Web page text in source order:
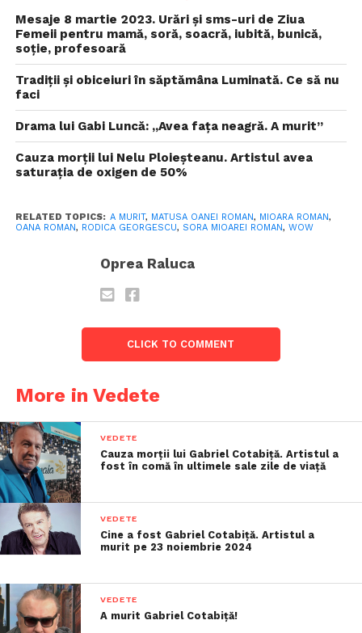
Mesaje 8 martie 2023. Urări și sms-uri de Ziua
Femeii pentru mamă, soră, soacră, iubită, bunică,
soție, profesoară
Tradiții și obiceiuri în săptămâna Luminată. Ce să nu
faci
Drama lui Gabi Luncă: „Avea faţa neagră. A murit”
Cauza morții lui Nelu Ploieșteanu. Artistul avea
saturația de oxigen de 50%
RELATED TOPICS: A MURIT, MATUSA OANEI ROMAN, MIOARA ROMAN,
OANA ROMAN, RODICA GEORGESCU, SORA MIOAREI ROMAN, WOW
Oprea Raluca
CLICK TO COMMENT
More in Vedete
VEDETE
Cauza morții lui Gabriel Cotabiță. Artistul a
fost în comă în ultimele sale zile de viață
VEDETE
Cine a fost Gabriel Cotabiță. Artistul a
murit pe 23 noiembrie 2024
VEDETE
A murit Gabriel Cotabiță!